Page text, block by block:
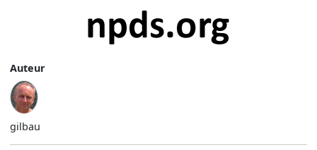
Auteur
gilbau